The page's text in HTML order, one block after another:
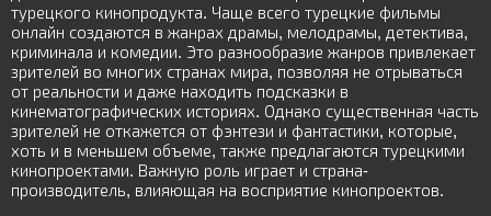
турецкого кинопродукта. Чаще всего турецкие фильмы
онлайн создаются в жанрах драмы, мелодрамы, детектива,
криминала и комедии. Это разнообразие жанров привлекает
зрителей во многих странах мира, позволяя не отрываться
от реальности и даже находить подсказки в
кинематографических историях. Однако существенная часть
зрителей не откажется от фэнтези и фантастики, которые,
хоть и в меньшем объеме, также предлагаются турецкими
кинопроектами. Важную роль играет и страна-
производитель, влияющая на восприятие кинопроектов.